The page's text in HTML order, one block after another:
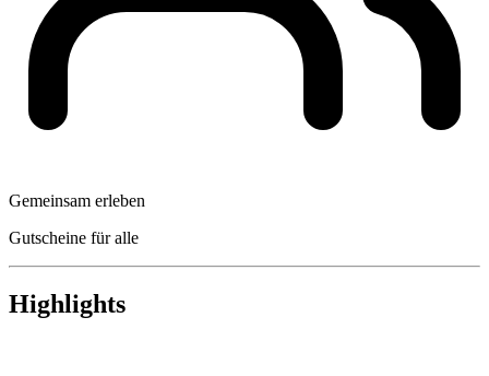
Gemeinsam erleben
Gutscheine für alle
Highlights